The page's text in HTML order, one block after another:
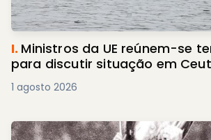
I. Ministros da UE reúnem-se
para discutir situação em
1 agosto 2026